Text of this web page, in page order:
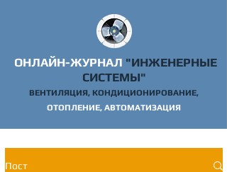
ОНЛАЙН-ЖУРНАЛ "ИНЖЕНЕРНЫЕ
СИСТЕМЫ"
ВЕНТИЛЯЦИЯ, КОНДИЦИОНИРОВАНИЕ,
ОТОПЛЕНИЕ, АВТОМАТИЗАЦИЯ
Пост